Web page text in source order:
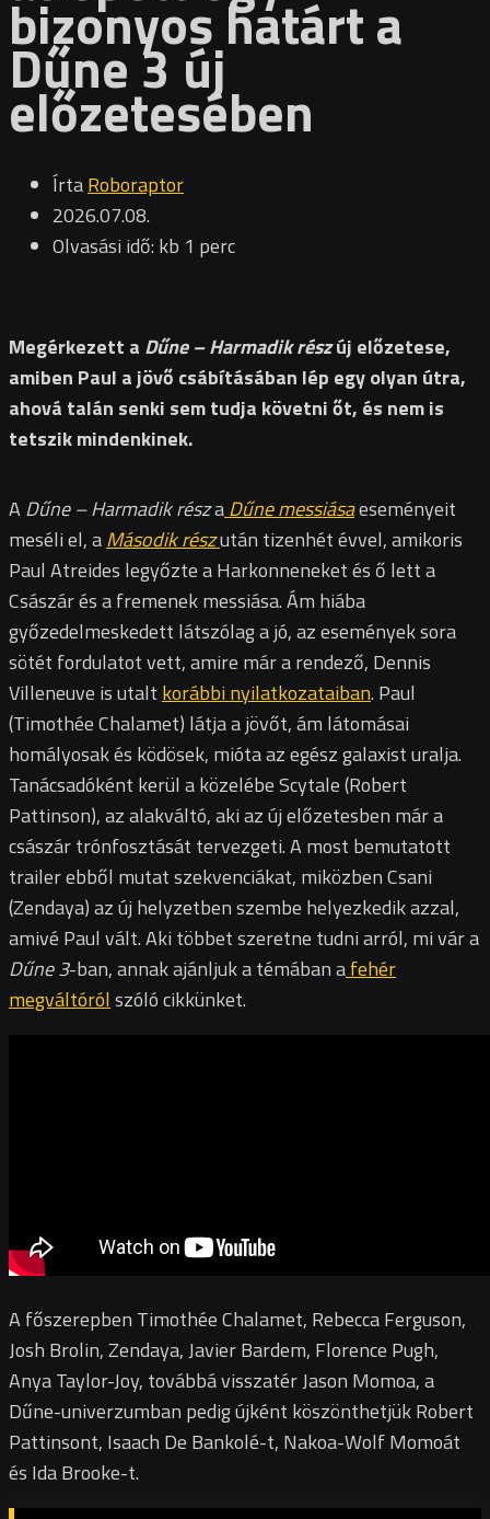
bizonyos határt a
Dűne 3 új
előzetesében
ÍrtaRoboraptor
2026.07.08.
Olvasási idő: kb 1 perc
Megérkezett a Dűne – Harmadik részúj előzetese,
amiben Paul a jövő csábításában lép egy olyan útra,
ahová talán senki sem tudja követni őt, és nem is
tetszik mindenkinek.
ADűne – Harmadik részaDűne messiásaeseményeit
meséli el, aMásodik részután tizenhét évvel, amikoris
Paul Atreides legyőzte a Harkonneneket és ő lett a
Császár és a fremenek messiása. Ám hiába
győzedelmeskedett látszólag a jó, az események sora
sötét fordulatot vett, amire már a rendező, Dennis
Villeneuve is utalt korábbi nyilatkozataiban. Paul
(Timothée Chalamet) látja a jövőt, ám látomásai
homályosak és ködösek, mióta az egész galaxist uralja.
Tanácsadóként kerül a közelébe Scytale (Robert
Pattinson), az alakváltó, aki az új előzetesben már a
császár trónfosztását tervezgeti. A most bemutatott
trailer ebből mutat szekvenciákat, miközben Csani
(Zendaya) az új helyzetben szembe helyezkedik azzal,
amivé Paul vált. Aki többet szeretne tudni arról, mi vár a
Dűne 3-ban, annak ajánljuk a témában afehér
megváltórólszóló cikkünket.
A főszerepben Timothée Chalamet, Rebecca Ferguson,
Josh Brolin, Zendaya, Javier Bardem, Florence Pugh,
Anya Taylor-Joy, továbbá visszatér Jason Momoa, a
Dűne-univerzumban pedig újként köszönthetjük Robert
Pattinsont, Isaach De Bankolé-t, Nakoa-Wolf Momoát
és Ida Brooke-t.